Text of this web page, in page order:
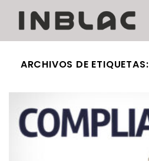
ARCHIVOS DE ETIQUETAS: